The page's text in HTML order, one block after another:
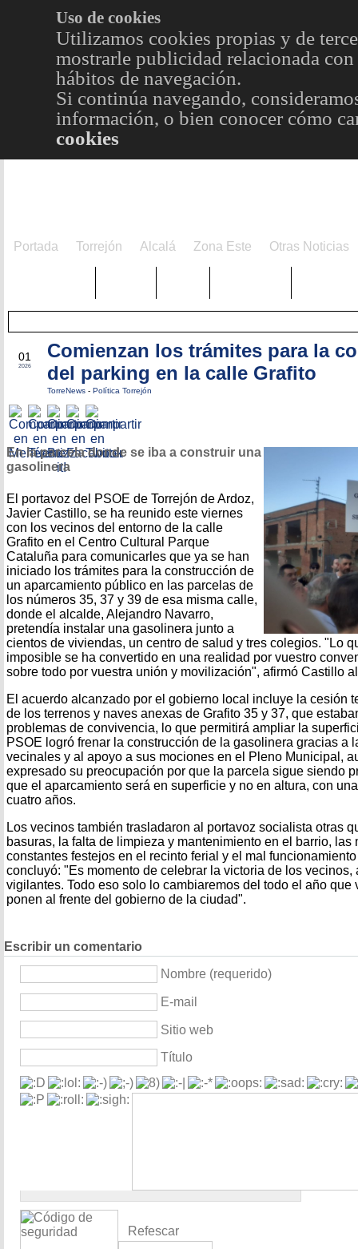
Uso de cookies
Utilizamos cookies propias y de
mostrarle publicidad relacionada
hábitos de navegación.
Si continúa navegando,
información, o bien conocer cómo
cookies
Portada Torrejón Alcalá Zona Este Otras Noticias
01
2026
Comienzan los trámites para la
del parking en la calle Grafito
TorreNews - Política Torrejón
En la parcela donde se iba a construir una
gasolinera
El portavoz del PSOE de Torrejón de Ardoz,
Javier Castillo, se ha reunido este viernes
con los vecinos del entorno de la calle
Grafito en el Centro Cultural Parque
Cataluña para comunicarles que ya se han
iniciado los trámites para la construcción de
un aparcamiento público en las parcelas de
los números 35, 37 y 39 de esa misma calle,
donde el alcalde, Alejandro Navarro,
pretendía instalar una gasolinera junto a
cientos de viviendas, un centro de salud y tres colegios. "Lo
imposible se ha convertido en una realidad por vuestro
sobre todo por vuestra unión y movilización", afirmó Castillo
El acuerdo alcanzado por el gobierno local incluye la cesión
de los terrenos y naves anexas de Grafito 35 y 37, que
problemas de convivencia, lo que permitirá ampliar la
PSOE logró frenar la construcción de la gasolinera gracias a
vecinales y al apoyo a sus mociones en el Pleno Municipal,
expresado su preocupación por que la parcela sigue siendo
que el aparcamiento será en superficie y no en altura, con
cuatro años.
Los vecinos también trasladaron al portavoz socialista otras
basuras, la falta de limpieza y mantenimiento en el barrio, las
constantes festejos en el recinto ferial y el mal
concluyó: "Es momento de celebrar la victoria de los vecinos,
vigilantes. Todo eso solo lo cambiaremos del todo el año que
ponen al frente del gobierno de la ciudad".
Escribir un comentario
Nombre (requerido)
E-mail
Sitio web
Título
Refescar